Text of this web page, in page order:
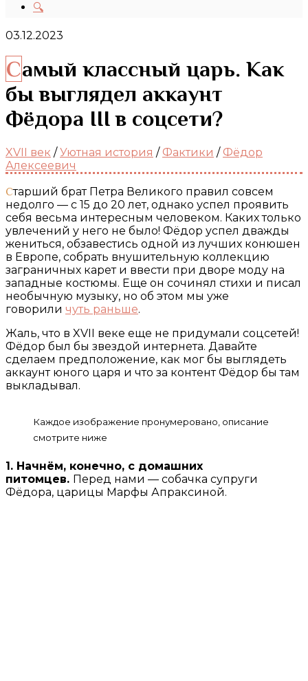
🔍
03.12.2023
Самый классный царь. Как
бы выглядел аккаунт
Фёдора III в соцсети?
XVII век /Уютная история / Фактики / Фёдор
Алексеевич
Старший брат Петра Великого правил совсем
недолго — с 15 до 20 лет, однако успел проявить
себя весьма интересным человеком. Каких только
увлечений у него не было! Фёдор успел дважды
жениться, обзавестись одной из лучших конюшен
в Европе, собрать внушительную коллекцию
заграничных карет и ввести при дворе моду на
западные костюмы. Еще он сочинял стихи и писал
необычную музыку, но об этом мы уже
говорили чуть раньше.
Жаль, что в XVII веке еще не придумали соцсетей!
Фёдор был бы звездой интернета. Давайте
сделаем предположение, как мог бы выглядеть
аккаунт юного царя и что за контент Фёдор бы там
выкладывал.
Каждое изображение пронумеровано, описание
смотрите ниже
1. Начнём, конечно, с домашних
питомцев. Перед нами — собачка супруги
Фёдора, царицы Марфы Апраксиной.